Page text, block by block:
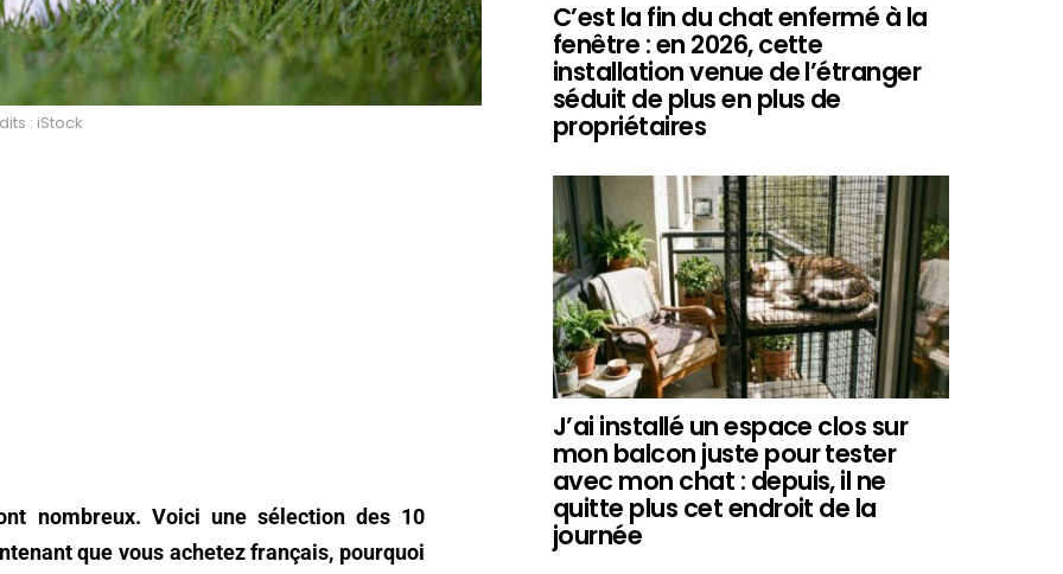
: iStock
nombreux. Voici une sélection des 10
que vous achetez français, pourquoi
C’est la fin du chat enfermé à la
fenêtre : en 2026, cette
installation venue de l’étranger
séduit de plus en plus de
propriétaires
J’ai installé un espace clos sur
mon balcon juste pour tester
avec mon chat : depuis, il ne
quitte plus cet endroit de la
journée